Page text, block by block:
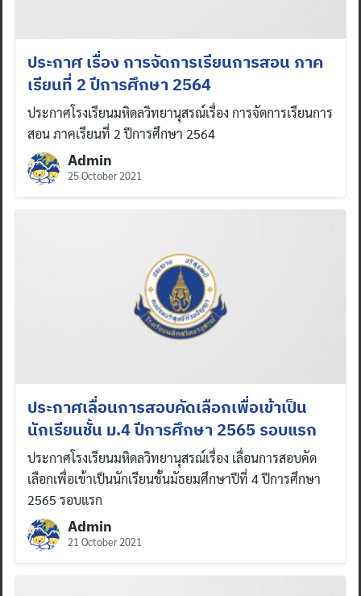
ประกาศ เรื่อง การจัดการเรียนการสอน ภาค
เรียนที่ 2 ปีการศึกษา 2564
ประกาศโรงเรียนมหิดลวิทยานุสรณ์เรื่อง การจัดการเรียนการ
สอน ภาคเรียนที่ 2 ปีการศึกษา 2564
Admin
25 October 2021
ประกาศเลื่อนการสอบคัดเลือกเพื่อเข้าเป็น
นักเรียนชั้น ม.4 ปีการศึกษา 2565 รอบแรก
ประกาศโรงเรียนมหิดลวิทยานุสรณ์เรื่อง เลื่อนการสอบคัด
เลือกเพื่อเข้าเป็นนักเรียนชั้นมัธยมศึกษาปีที่ 4 ปีการศึกษา
2565 รอบแรก
Admin
21 October 2021